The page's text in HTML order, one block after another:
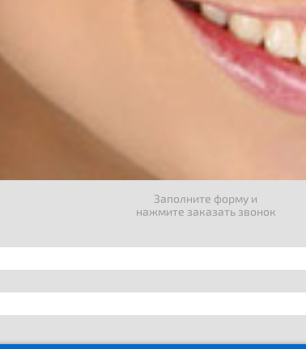
Заполните форму и
нажмите заказать звонок